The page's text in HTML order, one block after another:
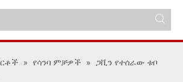
» የሳንባ ምቻዎች » ጋቪን የተሰራው ቱቦ